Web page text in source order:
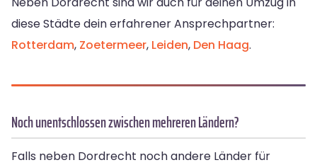
diese Städte dein erfahrener Ansprechpartner:
Rotterdam, Zoetermeer, Leiden, Den Haag.
Noch unentschlossen zwischen mehreren Ländern?
Falls neben Dordrecht noch andere Länder für